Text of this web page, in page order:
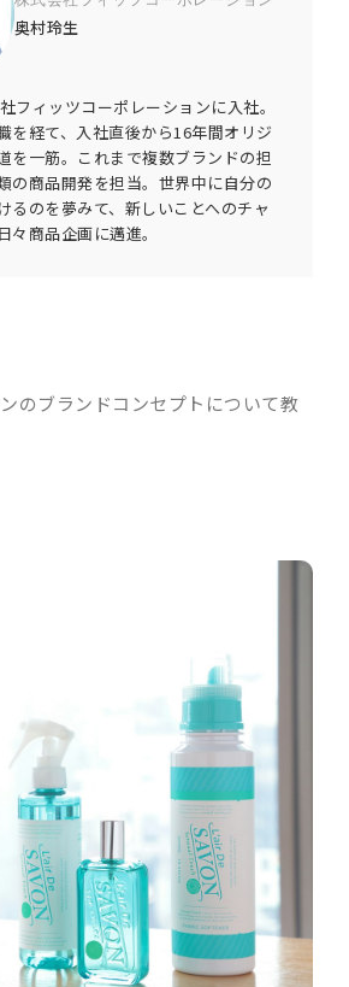
奥村玲生
フィッツコーポレーションに入社。
を経て、入社直後から16年間オリジ
を一筋。これまで複数ブランドの担
の商品開発を担当。世界中に自分の
るのを夢みて、新しいことへのチャ
々商品企画に邁進。
のブランドコンセプトについて教